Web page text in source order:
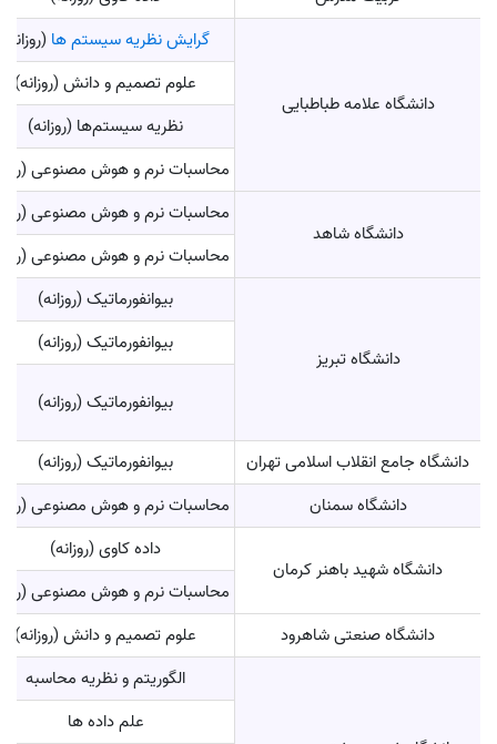
دانشگاه علامه طباطبایی
گرایش نظریه سیستم‌ ها (روزانه)
علوم تصمیم و دانش (روزانه)
نظریه سیستم‌ها (روزانه)
محاسبات نرم و هوش مصنوعی
دانشگاه شاهد
محاسبات نرم و هوش مصنوعی
محاسبات نرم و هوش مصنوعی
دانشگاه تبریز
بیوانفورماتیک (روزانه)
بیوانفورماتیک (روزانه)
بیوانفورماتیک (روزانه)
دانشگاه جامع انقلاب اسلامی تهران
بیوانفورماتیک (روزانه)
دانشگاه سمنان
محاسبات نرم و هوش مصنوعی
دانشگاه شهید باهنر کرمان
داده کاوی (روزانه)
محاسبات نرم و هوش مصنوعی
دانشگاه صنعتی شاهرود
علوم تصمیم و دانش (روزانه)
الگوریتم و نظریه محاسبه
علم داده ها